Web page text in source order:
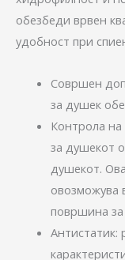
обезбеди врвен
удобност при
Совршен
за душек
Контрола на
за душекот
душекот.
овозможува
површина
Антистатик: